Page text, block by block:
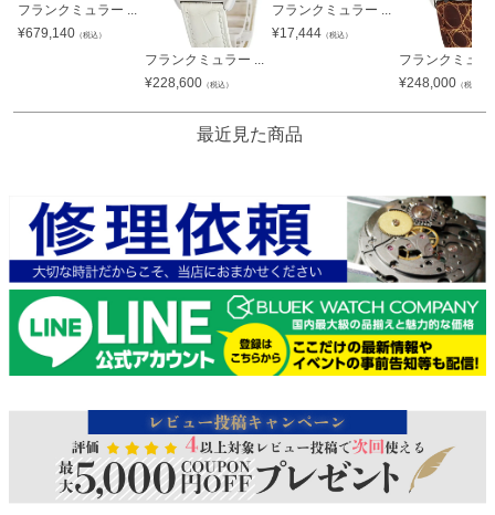
フランクミュラー ...
¥679,140 （税込）
フランクミュラー ...
¥228,600 （税込）
フランクミュラー ...
¥17,444 （税込）
フランクミュラ
¥248,000 （税込）
最近見た商品